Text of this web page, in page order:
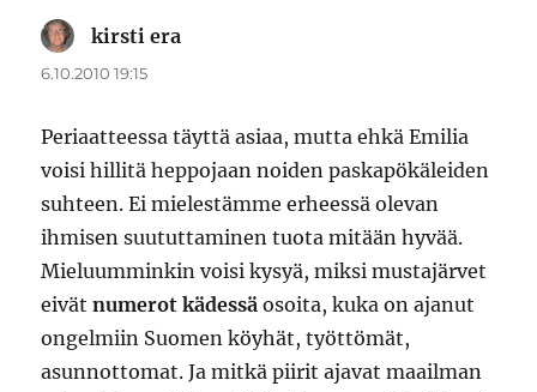
kirsti era
6.10.2010 19:15
Periaatteessa täyttä asiaa, mutta ehkä Emilia
voisi hillitä heppojaan noiden paskapökäleiden
suhteen. Ei mielestämme erheessä olevan
ihmisen suututtaminen tuota mitään hyvää.
Mieluumminkin voisi kysyä, miksi mustajärvet
eivätnumerot kädessä osoita, kuka on ajanut
ongelmiin Suomen köyhät, työttömät,
asunnottomat. Ja mitkä piirit ajavat maailman